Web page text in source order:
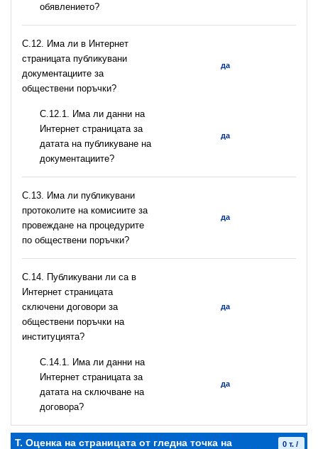
обявлението?
С.12. Има ли в Интернет
страницата публикувани
документациите за
обществени поръчки?
да
С.12.1. Има ли данни на
Интернет страницата за
датата на публикуване на
документациите?
да
С.13. Има ли публикувани
протоколите на комисиите за
провеждане на процедурите
по обществени поръчки?
да
С.14. Публикувани ли са в
Интернет страницата
сключени договори за
обществени поръчки на
институцията?
да
С.14.1. Има ли данни на
Интернет страницата за
датата на сключване на
договора?
да
T. Оценка на страницата от гледна точка на
0 т. /